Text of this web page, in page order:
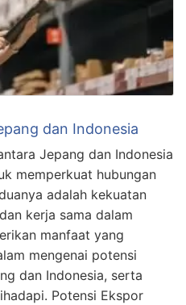
dan Indonesia
Jepang dan Indonesia
memperkuat hubungan
adalah kekuatan
kerja sama dalam
manfaat yang
mengenai potensi
dan Indonesia, serta
Potensi Ekspor